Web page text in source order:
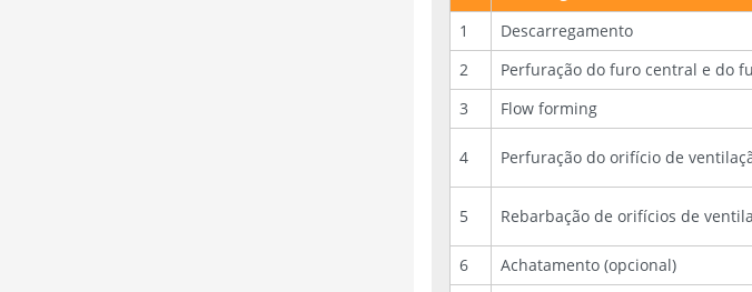
1
Descarregamento
2
Perfuração do furo central e do
3
Flow forming
4 Perfuração do orifício de
5 Rebarbação de orifícios de
6
Achatamento (opcional)